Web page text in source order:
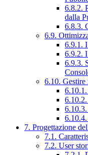
6.8.2.
dalla
6.8.3.
6.9.
6.9.1.
6.9.2.
6.9.3.
6.10. Gestire
7. Progettazione
7.1.
7.2. User